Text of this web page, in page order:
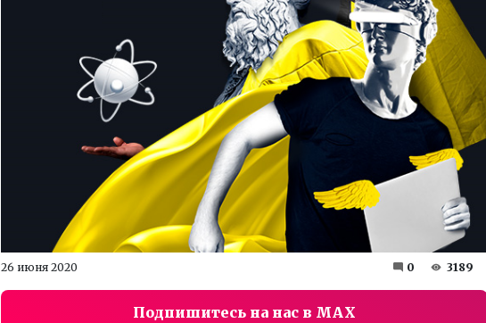
26 июня 2020 0 3189
Подпишитесь на нас в MAX